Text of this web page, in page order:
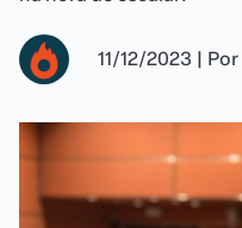
11/12/2023 | Por